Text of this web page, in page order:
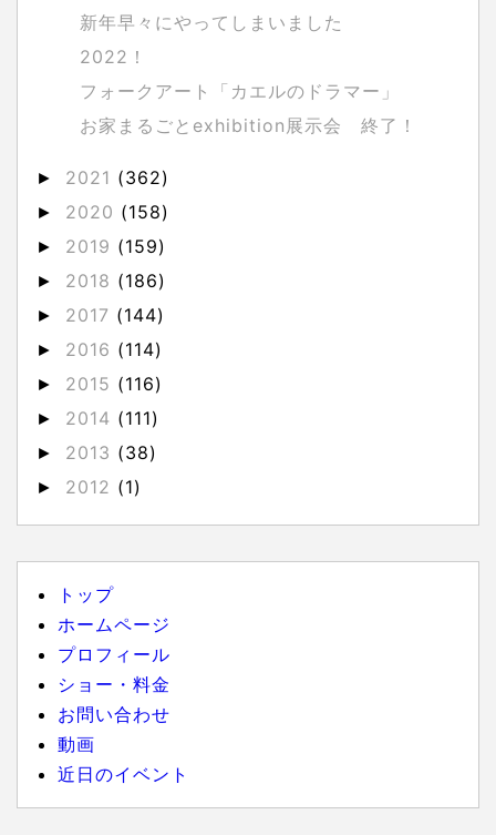
新年早々にやってしまいました
2022！
フォークアート「カエルのドラマー」
お家まるごとexhibition展示会 終了！
► 2021 (362)
► 2020 (158)
► 2019 (159)
► 2018 (186)
► 2017 (144)
► 2016 (114)
► 2015 (116)
► 2014 (111)
► 2013 (38)
► 2012 (1)
トップ
ホームページ
プロフィール
ショー・料金
お問い合わせ
動画
近日のイベント